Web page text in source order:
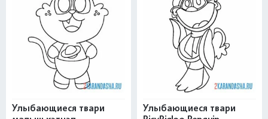
Улыбающиеся твари
Улыбающиеся твари